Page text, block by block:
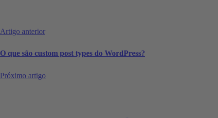
Artigo anterior
O que são custom post types do WordPress?
Próximo artigo